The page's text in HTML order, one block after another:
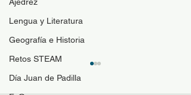
Lengua y Literatura
Geografía e Historia
Retos STEAM
Día Juan de Padilla